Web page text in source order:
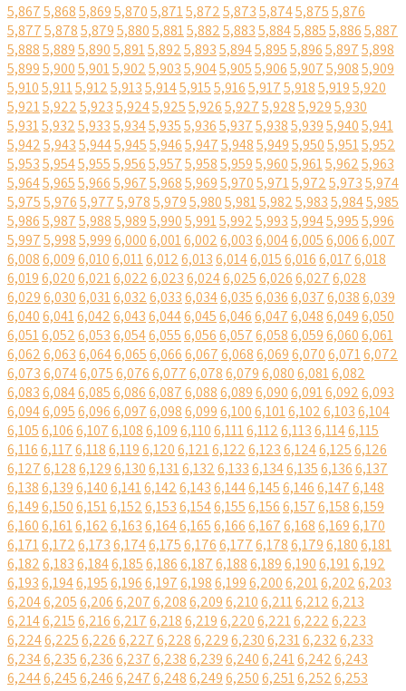
5,8675,8685,8695,8705,8715,8725,8735,8745,8755,876
5,8775,8785,8795,8805,8815,8825,8835,8845,8855,8865,887
5,8885,8895,8905,8915,8925,8935,8945,8955,8965,8975,898
5,8995,9005,9015,9025,9035,9045,9055,9065,9075,9085,909
5,9105,9115,9125,9135,9145,9155,9165,9175,9185,9195,920
5,9215,9225,9235,9245,9255,9265,9275,9285,9295,930
5,9315,9325,9335,9345,9355,9365,9375,9385,9395,9405,941
5,9425,9435,9445,9455,9465,9475,9485,9495,9505,9515,952
5,9535,9545,9555,9565,9575,9585,9595,9605,9615,9625,963
5,9645,9655,9665,9675,9685,9695,9705,9715,9725,9735,974
5,9755,9765,9775,9785,9795,9805,9815,9825,9835,9845,985
5,9865,9875,9885,9895,9905,9915,9925,9935,9945,9955,996
5,9975,9985,9996,0006,0016,0026,0036,0046,0056,0066,007
6,0086,0096,0106,0116,0126,0136,0146,0156,0166,0176,018
6,0196,0206,0216,0226,0236,0246,0256,0266,0276,028
6,0296,0306,0316,0326,0336,0346,0356,0366,0376,0386,039
6,0406,0416,0426,0436,0446,0456,0466,0476,0486,0496,050
6,0516,0526,0536,0546,0556,0566,0576,0586,0596,0606,061
6,0626,0636,0646,0656,0666,0676,0686,0696,0706,0716,072
6,0736,0746,0756,0766,0776,0786,0796,0806,0816,082
6,0836,0846,0856,0866,0876,0886,0896,0906,0916,0926,093
6,0946,0956,0966,0976,0986,0996,1006,1016,1026,1036,104
6,1056,1066,1076,1086,1096,1106,1116,1126,1136,1146,115
6,1166,1176,1186,1196,1206,1216,1226,1236,1246,1256,126
6,1276,1286,1296,1306,1316,1326,1336,1346,1356,1366,137
6,1386,1396,1406,1416,1426,1436,1446,1456,1466,1476,148
6,1496,1506,1516,1526,1536,1546,1556,1566,1576,1586,159
6,1606,1616,1626,1636,1646,1656,1666,1676,1686,1696,170
6,1716,1726,1736,1746,1756,1766,1776,1786,1796,1806,181
6,1826,1836,1846,1856,1866,1876,1886,1896,1906,1916,192
6,1936,1946,1956,1966,1976,1986,1996,2006,2016,2026,203
6,2046,2056,2066,2076,2086,2096,2106,2116,2126,213
6,2146,2156,2166,2176,2186,2196,2206,2216,2226,223
6,2246,2256,2266,2276,2286,2296,2306,2316,2326,233
6,2346,2356,2366,2376,2386,2396,2406,2416,2426,243
6,2446,2456,2466,2476,2486,2496,2506,2516,2526,253